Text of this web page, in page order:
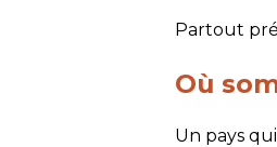
Partout
Où
Un pays